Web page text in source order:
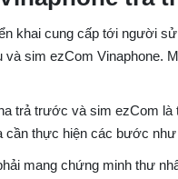
khai cung cấp tới người
sim ezCom Vinaphone.
trả trước và sim ezCom
cần thực hiện các bước như
mang chứng minh thư